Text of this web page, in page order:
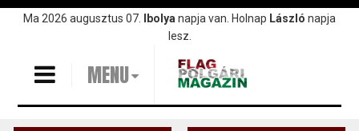
UgrásMa 2026 augusztus 07. Ibolya napja van. Holnap László napja
lesz.
MENU